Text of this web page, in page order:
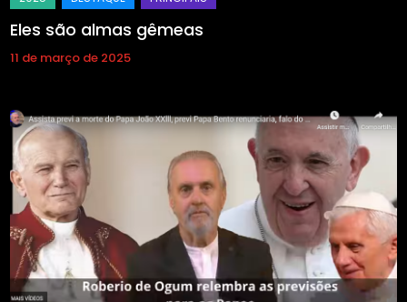
Eles são almas gêmeas
11 de março de 2025